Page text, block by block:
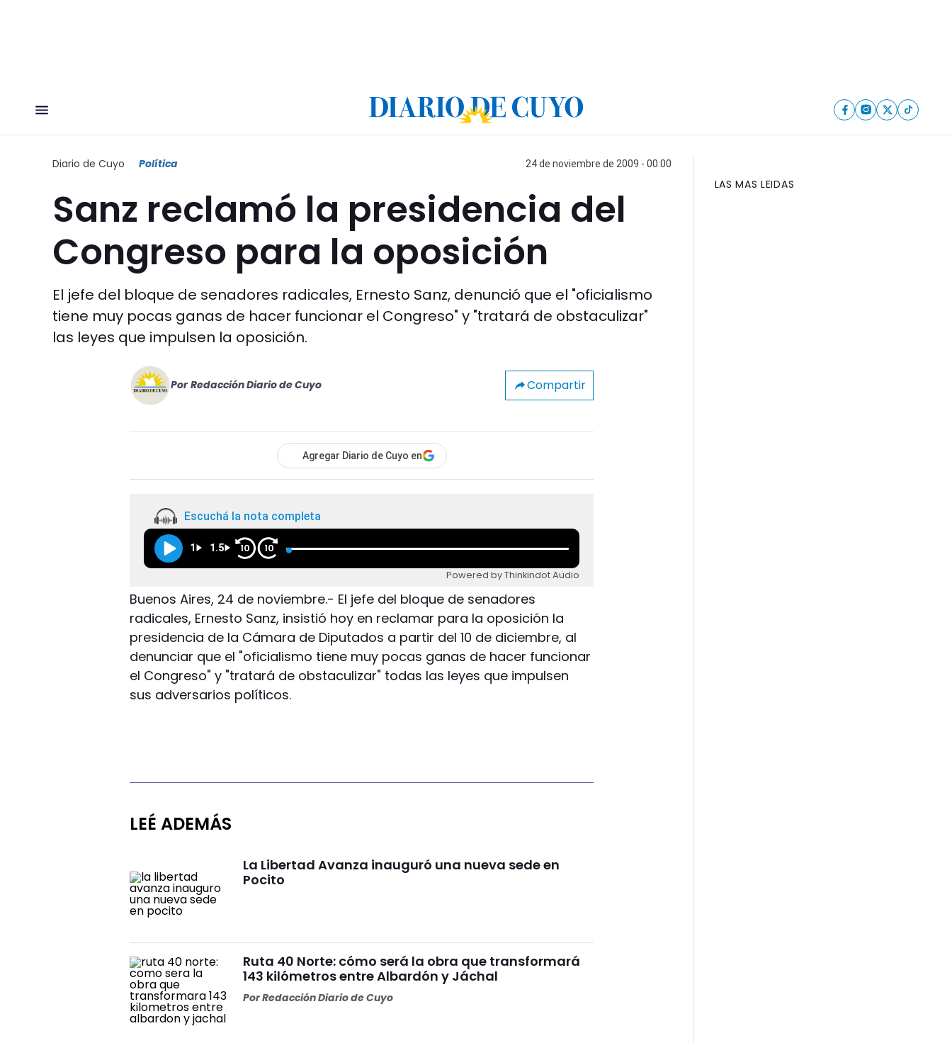
Diario de Cuyo Política 24 de noviembre de 2009 - 00:00
Sanz reclamó la presidencia del
Congreso para la oposición
El jefe del bloque de senadores radicales, Ernesto Sanz, denunció que el "oficialismo
tiene muy pocas ganas de hacer funcionar el Congreso" y "tratará de obstaculizar"
las leyes que impulsen la oposición.
Por Redacción Diario de Cuyo Compartir
Agregar Diario de Cuyo en
Escuchá la nota completa
1 1.5 10 10
Powered by Thinkindot Audio
Buenos Aires, 24 de noviembre.- El jefe del bloque de senadores
radicales, Ernesto Sanz, insistió hoy en reclamar para la oposición la
presidencia de la Cámara de Diputados a partir del 10 de diciembre, al
denunciar que el "oficialismo tiene muy pocas ganas de hacer funcionar
el Congreso" y "tratará de obstaculizar" todas las leyes que impulsen
sus adversarios políticos.
LEÉ ADEMÁS
La Libertad Avanza inauguró una nueva sede en
Pocito
Ruta 40 Norte: cómo será la obra que transformará
143 kilómetros entre Albardón y Jáchal
PorRedacción Diario de Cuyo
LAS MAS LEIDAS